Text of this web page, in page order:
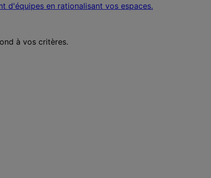
d'équipes en rationalisant vos espaces.
à vos critères.